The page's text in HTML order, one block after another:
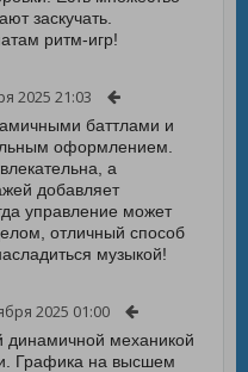
заскучать.
ритм-игр!
2025 21:03
баттлами и
оформлением.
а
добавляет
управление может
отличный способ
музыкой!
2025 01:00
динамичной механикой
Графика на высшем